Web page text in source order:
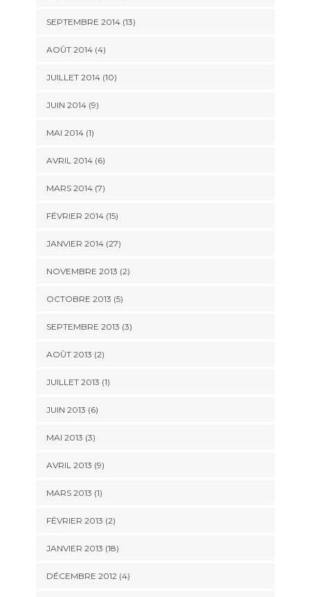
SEPTEMBRE 2014 (13)
AOÛT 2014 (4)
JUILLET 2014 (10)
JUIN 2014 (9)
MAI 2014 (1)
AVRIL 2014 (6)
MARS 2014 (7)
FÉVRIER 2014 (15)
JANVIER 2014 (27)
NOVEMBRE 2013 (2)
OCTOBRE 2013 (5)
SEPTEMBRE 2013 (3)
AOÛT 2013 (2)
JUILLET 2013 (1)
JUIN 2013 (6)
MAI 2013 (3)
AVRIL 2013 (9)
MARS 2013 (1)
FÉVRIER 2013 (2)
JANVIER 2013 (18)
DÉCEMBRE 2012 (4)